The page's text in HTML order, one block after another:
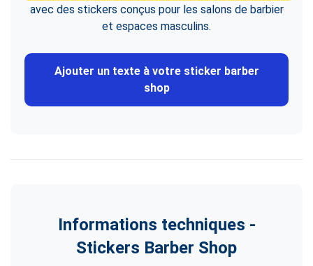
avec des stickers conçus pour les salons de barbier
et espaces masculins.
Ajouter un texte à votre sticker barber
shop
Informations techniques -
Stickers Barber Shop